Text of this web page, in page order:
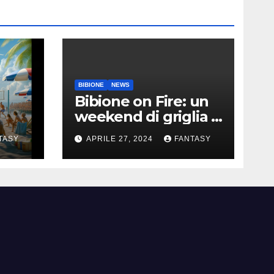
BIBIONE NEWS
Bibione on Fire: un
weekend di griglia e
barbecue in Piazza
Treviso
APRILE 27, 2024 FANTASY